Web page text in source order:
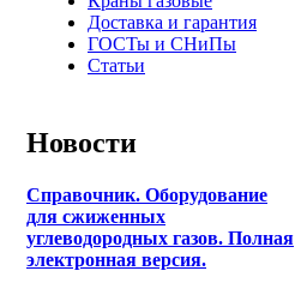
Доставка и гарантия
ГОСТы и СНиПы
Статьи
Новости
Справочник. Оборудование
для сжиженных
углеводородных газов. Полная
электронная версия.